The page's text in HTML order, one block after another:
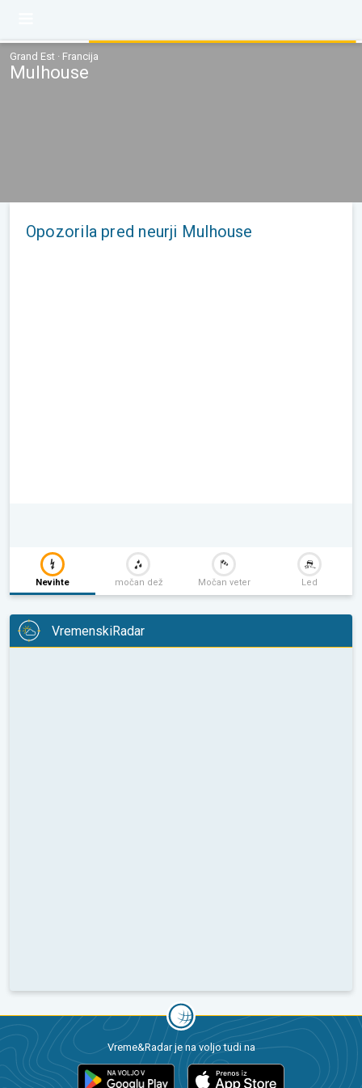
Grand Est · Francija
Mulhouse
Opozorila pred neurji Mulhouse
Nevihte močan dež Močan veter Led
VremenskiRadar
Vreme&Radar je na voljo tudi na